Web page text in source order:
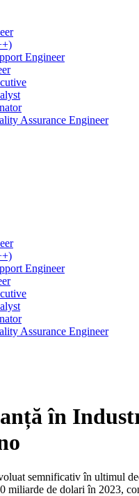
Engineer
Assurance Engineer
Engineer
Assurance Engineer
în
semnificativ în ultimul
miliarde de dolari în 2023,